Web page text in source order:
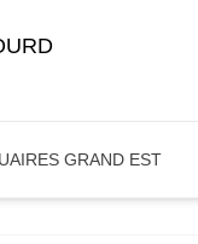
GRAND EST